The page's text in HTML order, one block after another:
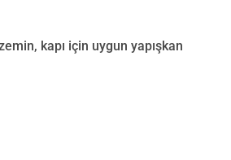
kapı için uygun yapışkan